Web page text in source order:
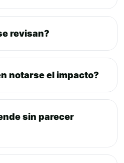
revisan?
notarse el impacto?
sin parecer